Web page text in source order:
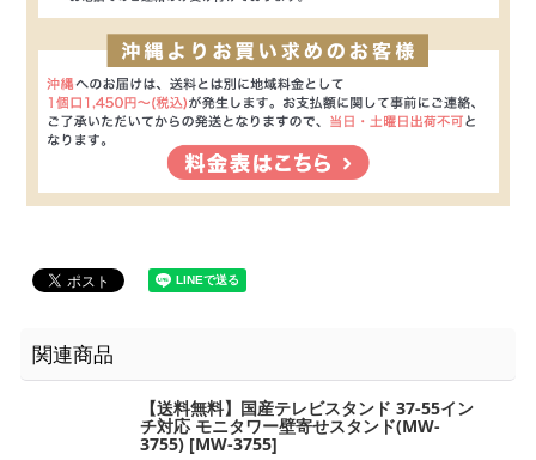
関連商品
【送料無料】国産テレビスタンド 37-55イン
チ対応 モニタワー壁寄せスタンド(MW-
3755) [MW-3755]